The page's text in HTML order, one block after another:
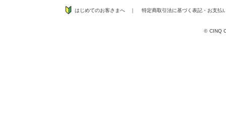
はじめてのお客さまへ ｜ 特定商取引法に基づく表記 ・ お支払
© CINQ